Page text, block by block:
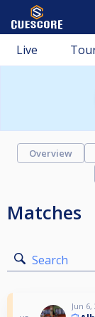
Live
Overview
Matches
Search
Jun 6,